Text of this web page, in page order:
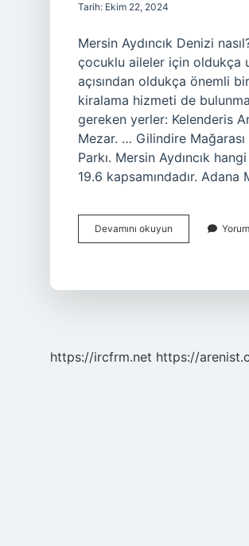
Tarih: Ekim 22, 2024
Mersin Aydıncık Denizi
çocuklu aileler için oldukça
açısından oldukça önemli
kiralama hizmeti de
gereken yerler: Kelenderis
Mezar. … Gilindire
Parkı. Mersin Aydıncık
19.6 kapsamındadır. Adana
Devamını okuyun Aydıncık
Nasıl
https://ircfrm.net https://